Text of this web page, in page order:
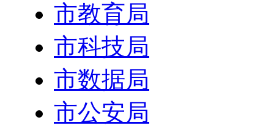
市教育局
市科技局
市数据局
市公安局